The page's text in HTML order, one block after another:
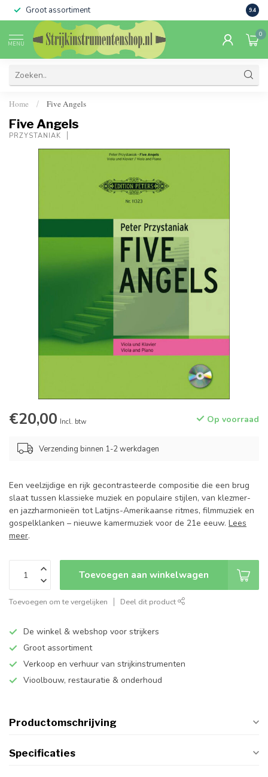
Groot assortiment 9.4
MENU
0
Home / Five Angels
Five Angels
PRZYSTANIAK
€20,00 Incl. btw Op voorraad
Verzending binnen 1-2 werkdagen
Een veelzijdige en rijk gecontrasteerde compositie die een brug
slaat tussen klassieke muziek en populaire stijlen, van klezmer-
en jazzharmonieën tot Latijns-Amerikaanse ritmes, filmmuziek en
gospelklanken – nieuwe kamermuziek voor de 21e eeuw. Lees
meer.
Toevoegen aan winkelwagen
Toevoegen om te vergelijken Deel dit product
De winkel & webshop voor strijkers
Groot assortiment
Verkoop en verhuur van strijkinstrumenten
Vioolbouw, restauratie & onderhoud
Productomschrijving
Specificaties